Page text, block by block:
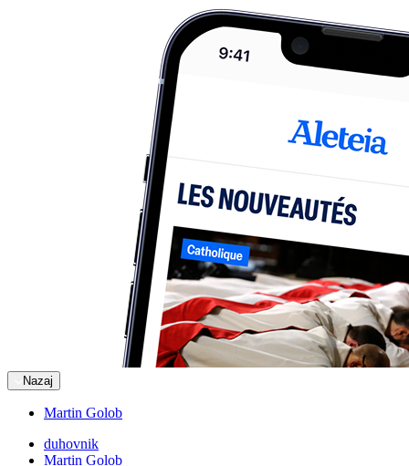
Nazaj
Martin Golob
duhovnik
Martin Golob